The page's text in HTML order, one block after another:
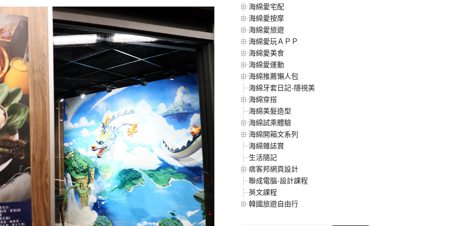
海綿愛宅配
海綿愛按摩
海綿愛旅遊
海綿愛玩ＡＰＰ
海綿愛美食
海綿愛運動
海綿推薦懶人包
海綿牙套日記-隱視美
海綿穿搭
海綿美髮造型
海綿試乘體驗
海綿開箱文系列
海綿雜誌賞
生活隨記
痞客邦網頁設計
聯成電腦-設計課程
英文課程
韓國旅遊自由行